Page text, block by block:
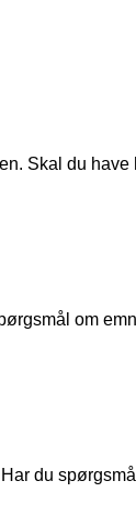
Skal du
om
du